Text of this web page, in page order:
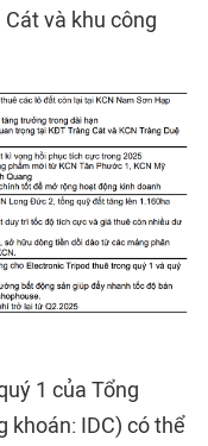
và khu công
1 của Tổng
khoán: IDC) có thể